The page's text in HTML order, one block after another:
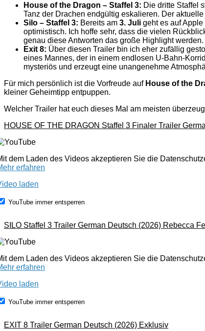
House of the Dragon – Staffel 3: Die dritte Staffel
Tanz der Drachen endgültig eskalieren. Der
Silo – Staffel 3: Bereits am 3. Juli geht es auf
optimistisch. Ich hoffe sehr, dass die vielen
genau diese Antworten das große Highlight
Exit 8: Über diesen Trailer bin ich eher zufällig
eines Mannes, der in einem endlosen U-Bahn-
mysteriös und erzeugt eine unangenehme
Für mich persönlich ist die Vorfreude auf House of the
kleiner Geheimtipp entpuppen.
Welcher Trailer hat euch dieses Mal am meisten
HOUSE OF THE DRAGON Staffel 3 Finaler Trailer
dem Laden des Videos akzeptieren Sie die
erfahren
laden
YouTube immer entsperren
SILO Staffel 3 Trailer German Deutsch (2026) Rebecca
dem Laden des Videos akzeptieren Sie die
erfahren
laden
YouTube immer entsperren
EXIT 8 Trailer German Deutsch (2026) Exklusiv